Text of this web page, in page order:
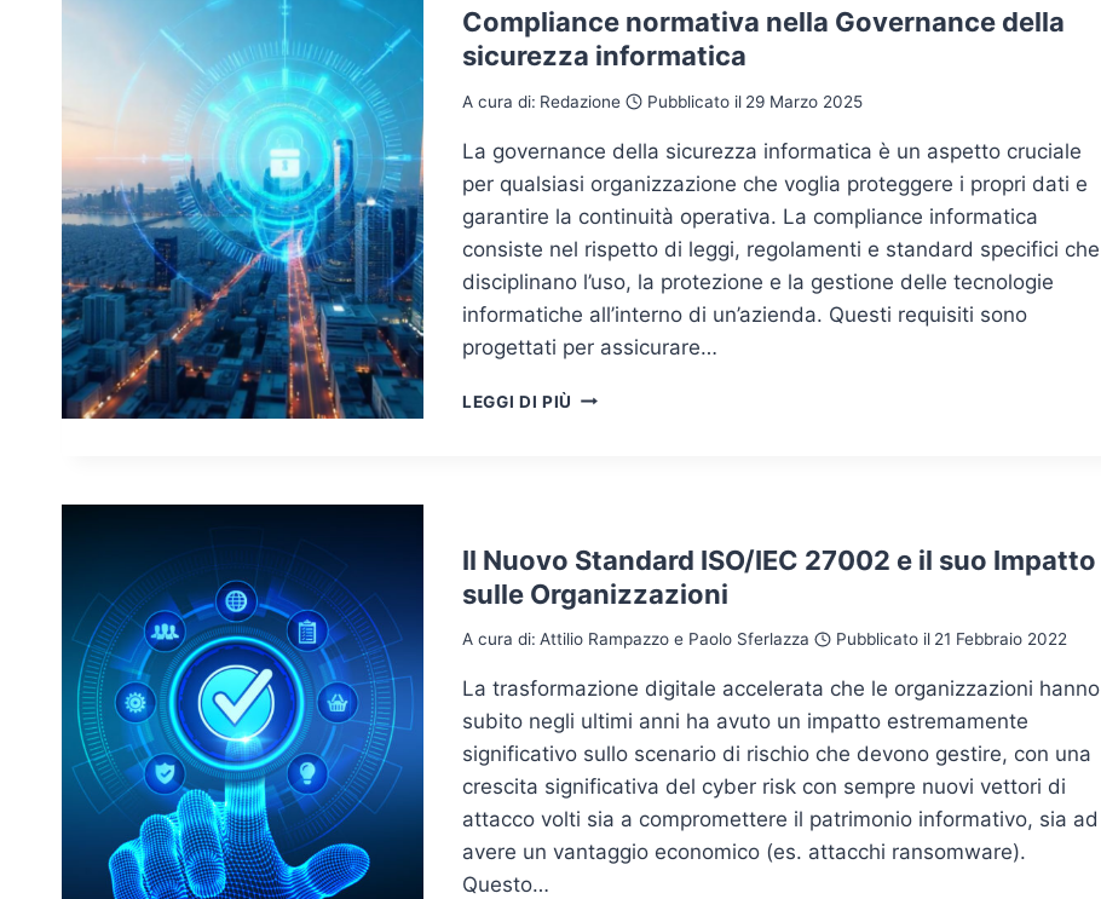
Compliance normativa nella Governance della
sicurezza informatica
A cura di: Redazione Pubblicato il 29 Marzo 2025
La governance della sicurezza informatica è un aspetto cruciale
per qualsiasi organizzazione che voglia proteggere i propri dati e
garantire la continuità operativa. La compliance informatica
consiste nel rispetto di leggi, regolamenti e standard specifici che
disciplinano l’uso, la protezione e la gestione delle tecnologie
informatiche all’interno di un’azienda. Questi requisiti sono
progettati per assicurare…
LEGGI DI PIÙ COMPLIANCE
INFORMATICA
Il Nuovo Standard ISO/IEC 27002 e il suo Impatto
sulle Organizzazioni
A cura di: Attilio Rampazzo e Paolo Sferlazza Pubblicato il 21 Febbraio 2022
La trasformazione digitale accelerata che le organizzazioni hanno
subito negli ultimi anni ha avuto un impatto estremamente
significativo sullo scenario di rischio che devono gestire, con una
crescita significativa del cyber risk con sempre nuovi vettori di
attacco volti sia a compromettere il patrimonio informativo, sia ad
avere un vantaggio economico (es. attacchi ransomware).
Questo…